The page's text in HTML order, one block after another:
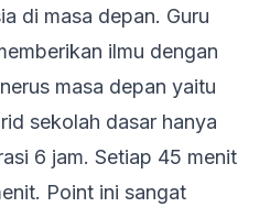
di masa depan. Guru
ilmu dengan
masa depan yaitu
sekolah dasar hanya
6 jam. Setiap 45 menit
Point ini sangat